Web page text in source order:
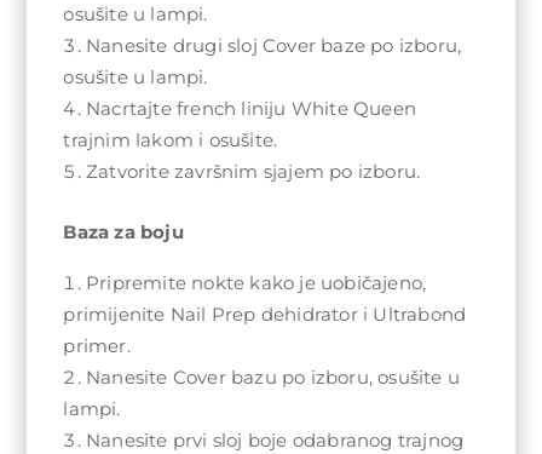
osušite u lampi.
Nanesite drugi sloj Cover baze po izboru,
osušite u lampi.
Nacrtajte french liniju White Queen
trajnim lakom i osušite.
Zatvorite završnim sjajem po izboru.
Baza za boju
Pripremite nokte kako je uobičajeno,
primijenite Nail Prep dehidrator i Ultrabond
primer.
Nanesite Cover bazu po izboru, osušite u
lampi.
Nanesite prvi sloj boje odabranog trajnog